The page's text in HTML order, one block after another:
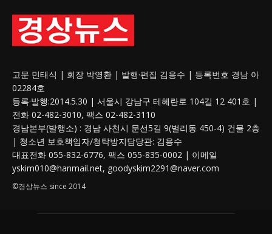
고문 민태식 | 회장 박영환 | 발행·편집 김용수 | 등록번호 경남 아
02284호
등록·발행:2014.5.30 | 서울시 강남구 테헤란로 104길 12 401호 |
전화 02-482-3010, 팩스 02-482-3110
경남본부(발행소) : 경남 사천시 문선5길 9(벌리동 450-4) 건물 2층
| 청소년 보호책임자/청탁방지담당관: 김용수
대표전화 055-832-6776, 팩스 055-835-0002 | 이메일
yskim010@hanmail.net, goodyskim2291@naver.com
©경상뉴스 since 2014